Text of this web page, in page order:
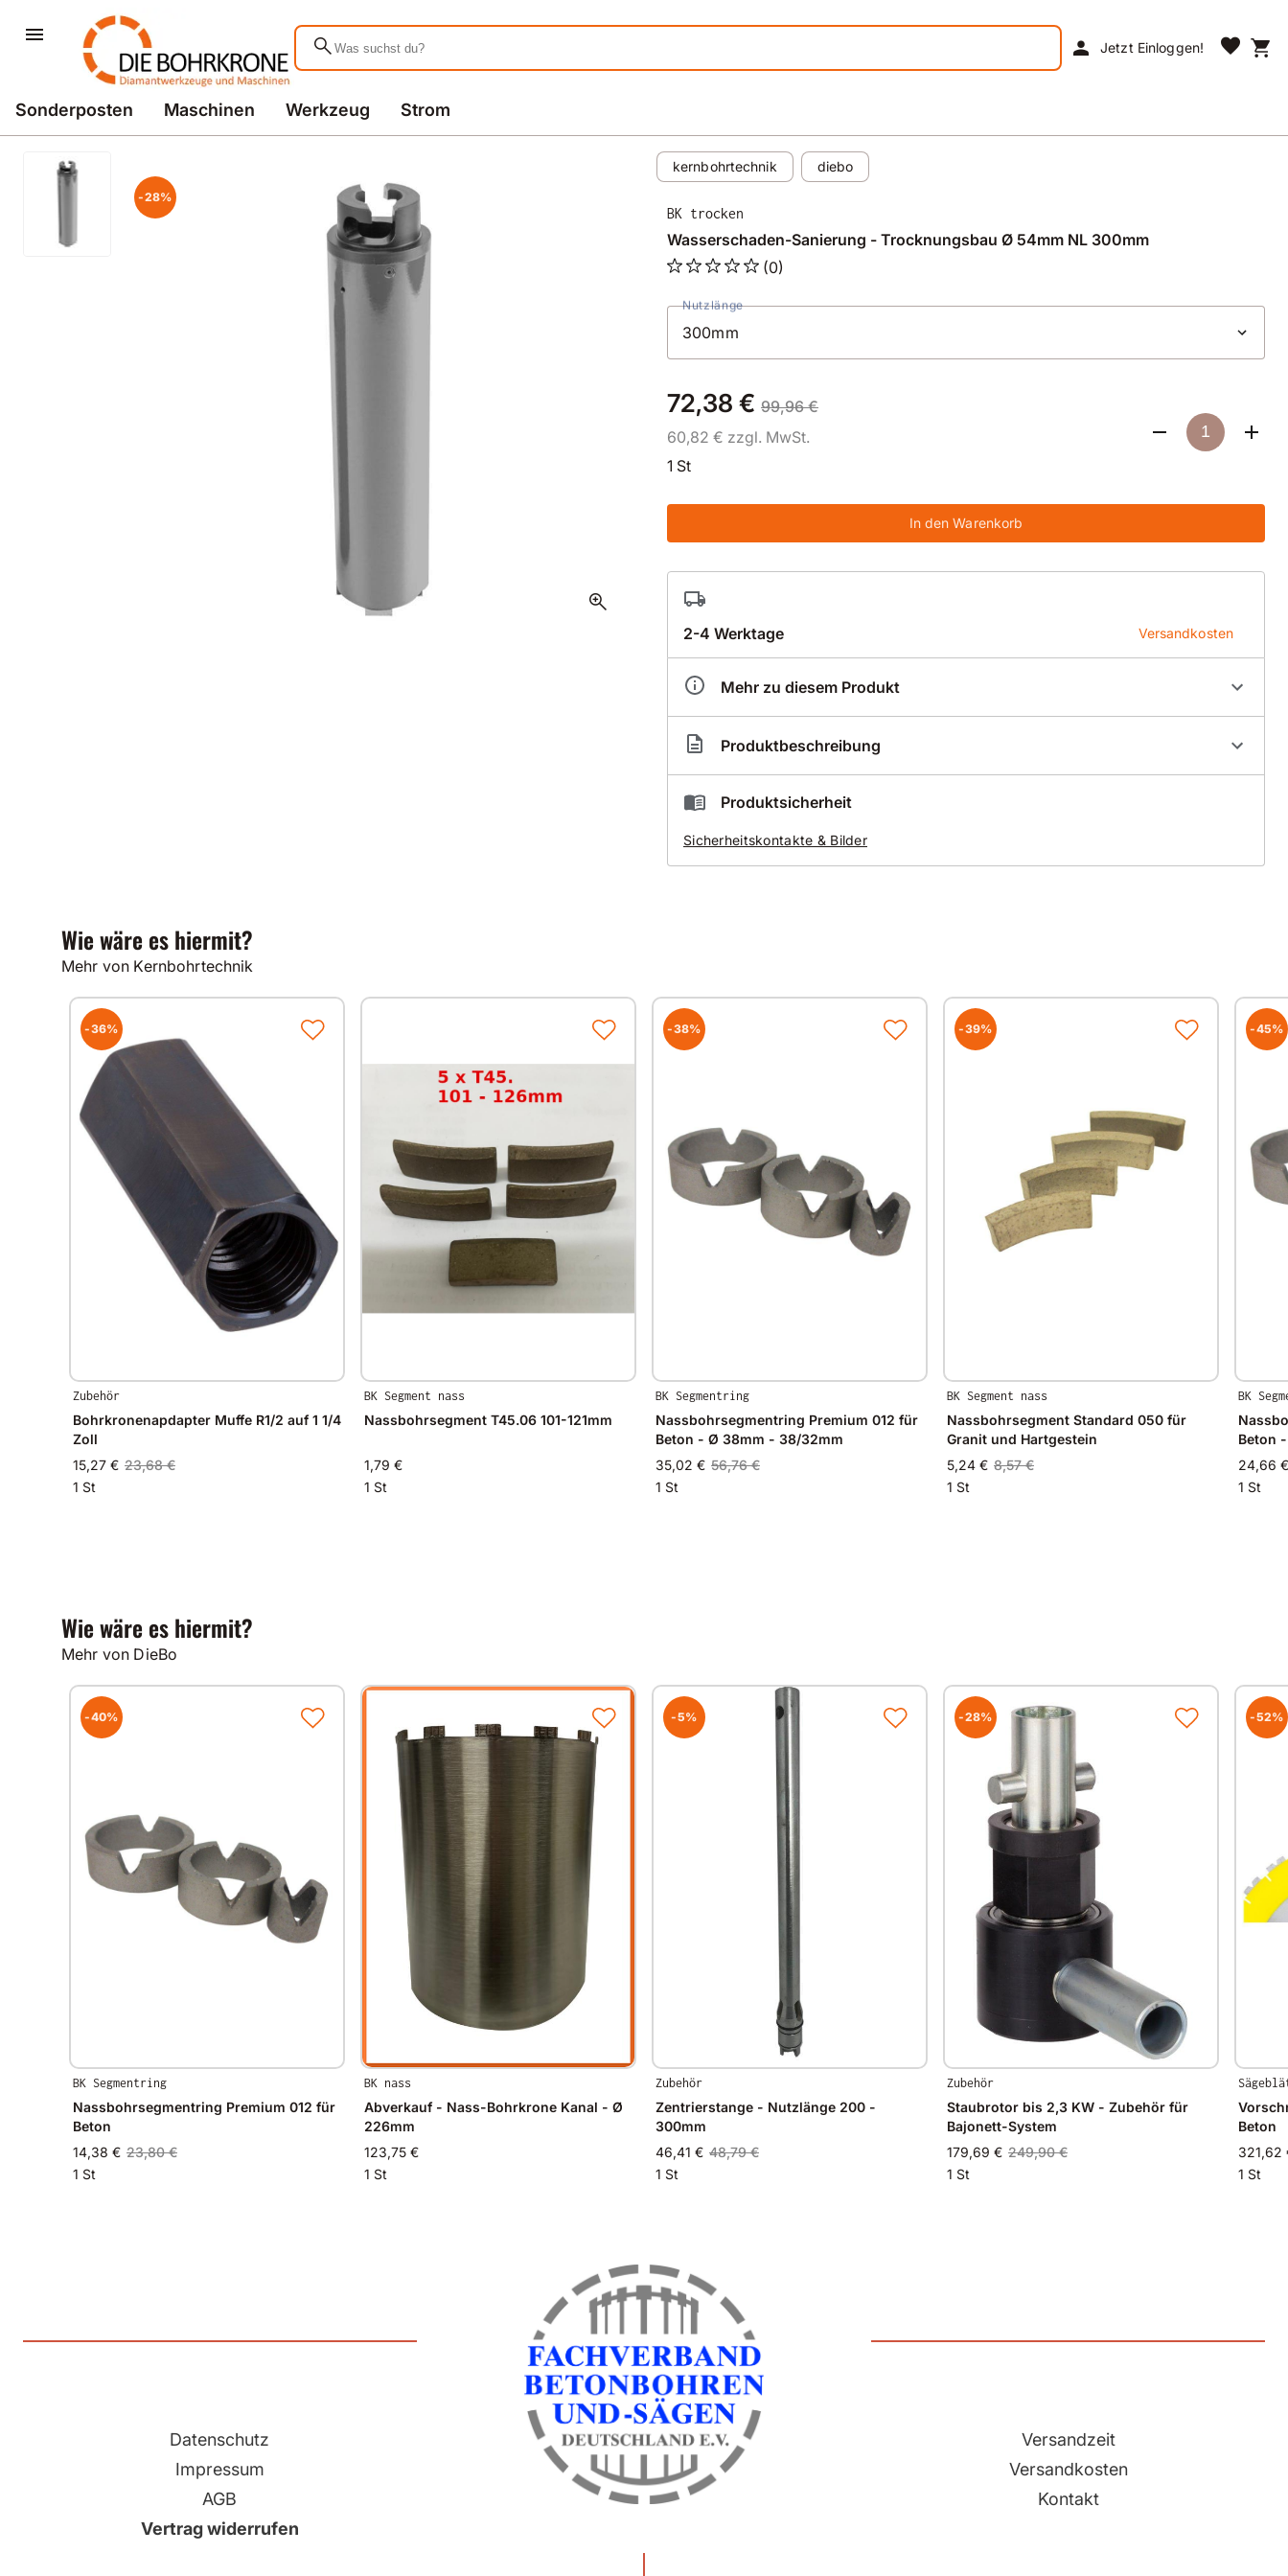
search person Jetzt Einloggen! favorite shopping_cart
Sonderposten Maschinen Werkzeug Strom
-28%
zoom_in
kernbohrtechnik diebo
BK trocken
Wasserschaden-Sanierung - Trocknungsbau Ø 54mm NL 300mm
(0)
Nutzlänge
72,38 € 99,96 €
60,82 € zzgl. MwSt.
1 St
In den Warenkorb
2-4 Werktage Versandkosten
Mehr zu diesem Produkt
Artikelnummer BK000052
Produktbeschreibung
Wasserschaden-Sanierung - Trocknungsbau
Ø 54mm
Gut zu wissen
Durch Verwendung hochwertiger Diamanten und Bindungsmaterialien garantieren
wir immer gleichbleibende Spitzenqualität.
Produktsicherheit
Sicherheitskontakte & Bilder
Wie wäre es hiermit?
Mehr von Kernbohrtechnik
-36%
Zubehör
Bohrkronenapdapter Muffe R1/2 auf 1 1/4
Zoll
15,27 € 23,68 €
1 St
BK Segment nass
Nassbohrsegment T45.06 101-121mm
1,79 €
1 St
-38%
BK Segmentring
Nassbohrsegmentring Premium 012 für
Beton - Ø 38mm - 38/32mm
35,02 € 56,76 €
1 St
-39%
BK Segment nass
Nassbohrsegment Standard 050 für
Granit und Hartgestein
5,24 € 8,57 €
1 St
-45%
BK
Beton
24,66 €
1 St
Wie wäre es hiermit?
Mehr von DieBo
-40%
BK Segmentring
Nassbohrsegmentring Premium 012 für
Beton
14,38 € 23,80 €
1 St
BK nass
Abverkauf - Nass-Bohrkrone Kanal - Ø
226mm
123,75 €
1 St
-5%
Zubehör
Zentrierstange - Nutzlänge 200 -
300mm
46,41 € 48,79 €
1 St
-28%
Zubehör
Staubrotor bis 2,3 KW - Zubehör für
Bajonett-System
179,69 € 249,90 €
1 St
-52%
Beton
321,62
1 St
Datenschutz
Impressum
AGB
Vertrag widerrufen
Versandzeit
Versandkosten
Kontakt